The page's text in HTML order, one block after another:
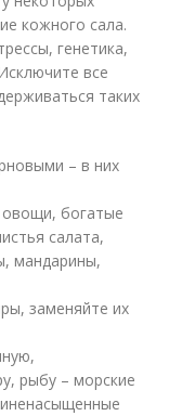
кожного сала.
генетика,
все
таких
– в них
богатые
салата,
мандарины,
заменяйте их
рыбу – морские